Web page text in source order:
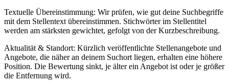
Textuelle Übereinstimmung: Wir prüfen, wie gut deine Suchbegriffe
mit dem Stellentext übereinstimmen. Stichwörter im Stellentitel
werden am stärksten gewichtet, gefolgt von der Kurzbeschreibung.
Aktualität & Standort: Kürzlich veröffentlichte Stellenangebote und
Angebote, die näher an deinem Suchort liegen, erhalten eine höhere
Position. Die Bewertung sinkt, je älter ein Angebot ist oder je größer
die Entfernung wird.